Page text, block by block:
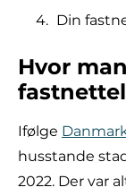
Din
Hvor
Ifølge
husstande
2022. Der var